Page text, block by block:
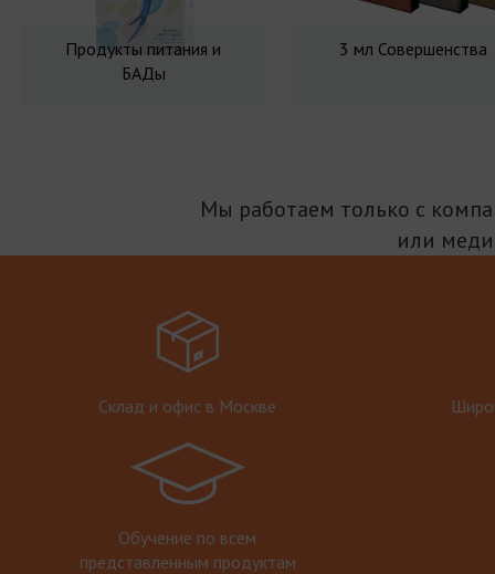
Продукты питания и
БАДы
3 мл Совершенства
Мы работаем только с
или
Склад и офис в Москве
Обучение по всем
представленным продуктам